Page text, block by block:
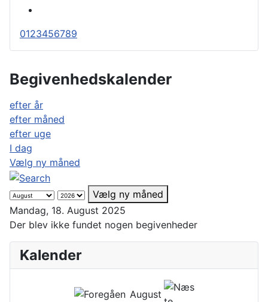
0123456789
Begivenhedskalender
efter år
efter måned
efter uge
I dag
Vælg ny måned
Vælg ny måned
Mandag, 18. August 2025
Der blev ikke fundet nogen begivenheder
Kalender
August